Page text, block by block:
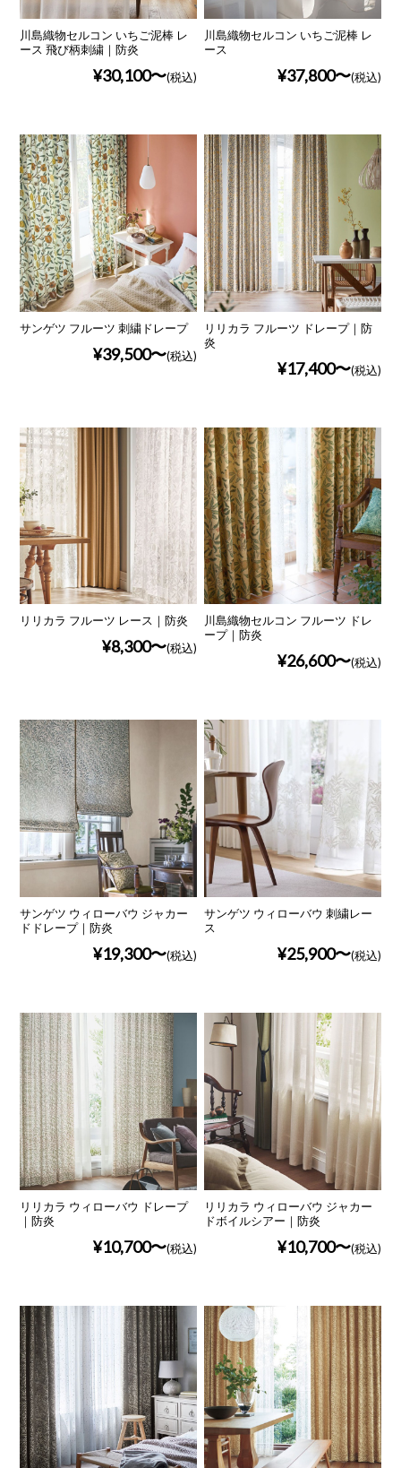
川島織物セルコン いちご泥棒 レ
ース 飛び柄刺繍｜防炎
¥30,100 (税込)
川島織物セルコン いちご泥棒 レ
ース
¥37,800 (税込)
サンゲツ フルーツ 刺繍ドレープ
¥39,500 (税込)
リリカラ フルーツ ドレープ｜防
炎
¥17,400 (税込)
リリカラ フルーツ レース｜防炎
¥8,300 (税込)
川島織物セルコン フルーツ ドレ
ープ｜防炎
¥26,600 (税込)
サンゲツ ウィローバウ ジャカー
ドドレープ｜防炎
¥19,300 (税込)
サンゲツ ウィローバウ 刺繍レー
ス
¥25,900 (税込)
リリカラ ウィローバウ ドレープ
｜防炎
¥10,700 (税込)
リリカラ ウィローバウ ジャカー
ドボイルシアー｜防炎
¥10,700 (税込)